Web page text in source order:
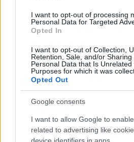
I want to opt-out of processing
Personal Data for Targeted
Opted In
I want to opt-out of Collection,
Retention, Sale, and/or Sharing
Personal Data that Is Unrelated
Purposes for which it was
Opted Out
Google consents
I want to allow Google to
related to advertising like
AJÁNLJUK MÉG
Nagy igazolás - Sokszoros